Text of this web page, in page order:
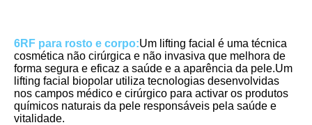
6RF para rosto e corpo:Um lifting facial é uma técnica
cosmética não cirúrgica e não invasiva que melhora de
forma segura e eficaz a saúde e a aparência da pele.Um
lifting facial biopolar utiliza tecnologias desenvolvidas
nos campos médico e cirúrgico para activar os produtos
químicos naturais da pele responsáveis pela saúde e
vitalidade.